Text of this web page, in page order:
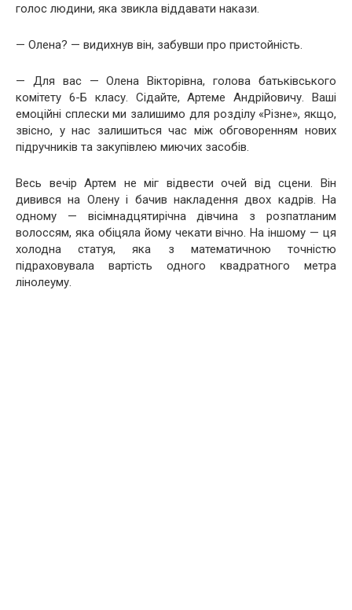
голос людини, яка звикла віддавати накази.
— Олена? — видихнув він, забувши про пристойність.
— Для вас — Олена Вікторівна, голова батьківського
комітету 6-Б класу. Сідайте, Артеме Андрійовичу. Ваші
емоційні сплески ми залишимо для розділу «Різне», якщо,
звісно, у нас залишиться час між обговоренням нових
підручників та закупівлею миючих засобів.
Весь вечір Артем не міг відвести очей від сцени. Він
дивився на Олену і бачив накладення двох кадрів. На
одному — вісімнадцятирічна дівчина з розпатланим
волоссям, яка обіцяла йому чекати вічно. На іншому — ця
холодна статуя, яка з математичною точністю
підраховувала вартість одного квадратного метра
лінолеуму.